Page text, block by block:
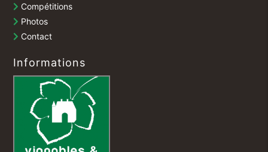
Compétitions
Photos
Contact
Informations